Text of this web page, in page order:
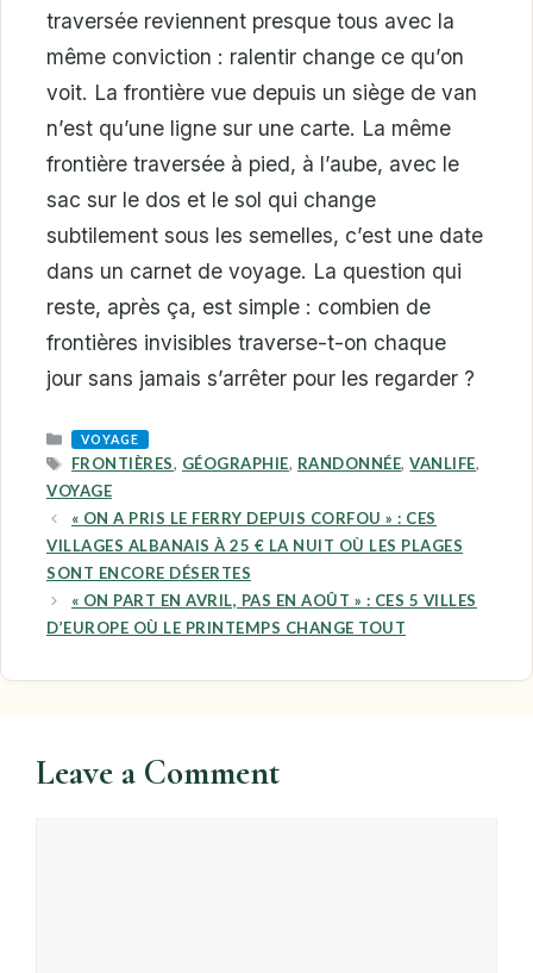
traversée reviennent presque tous avec la
même conviction : ralentir change ce qu’on
voit. La frontière vue depuis un siège de van
n’est qu’une ligne sur une carte. La même
frontière traversée à pied, à l’aube, avec le
sac sur le dos et le sol qui change
subtilement sous les semelles, c’est une date
dans un carnet de voyage. La question qui
reste, après ça, est simple : combien de
frontières invisibles traverse-t-on chaque
jour sans jamais s’arrêter pour les regarder ?
CATEGORIES
VOYAGE
TAGS
FRONTIÈRES, GÉOGRAPHIE, RANDONNÉE,VANLIFE,
VOYAGE
« ON A PRIS LE FERRY DEPUIS CORFOU » : CES
VILLAGES ALBANAIS À 25 € LA NUIT OÙ LES PLAGES
SONT ENCORE DÉSERTES
« ON PART EN AVRIL, PAS EN AOÛT » : CES 5 VILLES
D’EUROPE OÙ LE PRINTEMPS CHANGE TOUT
Leave a Comment